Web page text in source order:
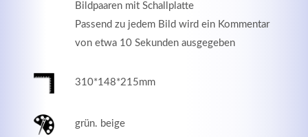
Bildpaaren mit Schallplatte
Passend zu jedem Bild wird ein Kommentar
von etwa 10 Sekunden ausgegeben
310*148*215mm
grün. beige
Good Service
Lorem ipsum dolor sit amet, consectetuer adipiscing
MEHR INFOS